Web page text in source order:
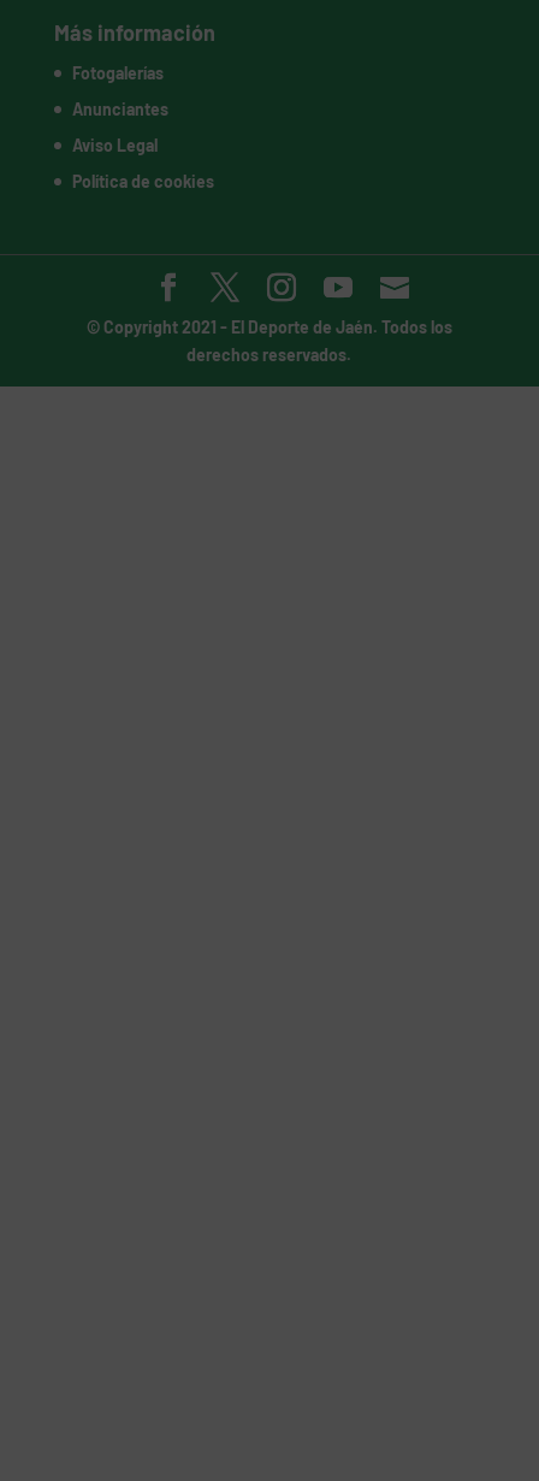
Más información
Fotogalerías
Anunciantes
Aviso Legal
Política de cookies
© Copyright 2021 - El Deporte de Jaén. Todos los
derechos reservados.